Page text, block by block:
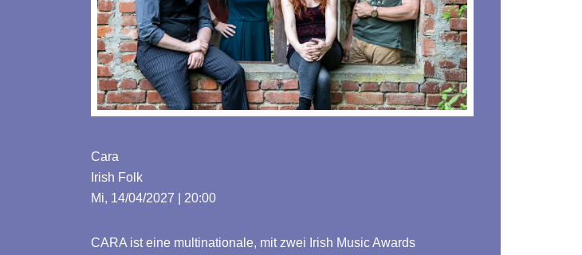
Cara
Irish Folk
Mi, 14/04/2027 | 20:00
CARA ist eine multinationale, mit zwei Irish Music Awards